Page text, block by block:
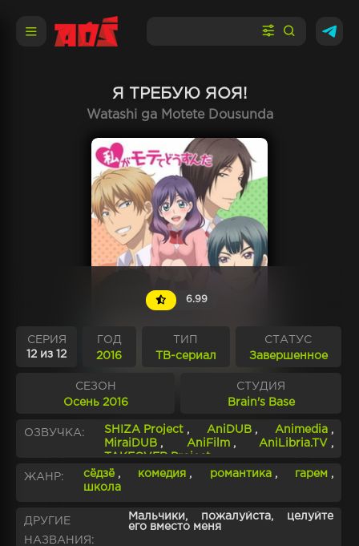
Я ТРЕБУЮ ЯОЯ!
Watashi ga Motete Dousunda
6.99
СЕРИЯ
12 из 12
ГОД
2016
ТИП
ТВ-сериал
СТАТУС
Завершенное
СЕЗОН
Осень 2016
СТУДИЯ
Brain's Base
ОЗВУЧКА: SHIZA Project , AniDUB , Animedia ,
MiraiDUB , AniFilm , AniLibria.TV ,
TAKEOVER Project
ЖАНР: сёдзё , комедия , романтика , гарем ,
школа
ДРУГИЕ
НАЗВАНИЯ:
Мальчики, пожалуйста, целуйте
его вместо меня